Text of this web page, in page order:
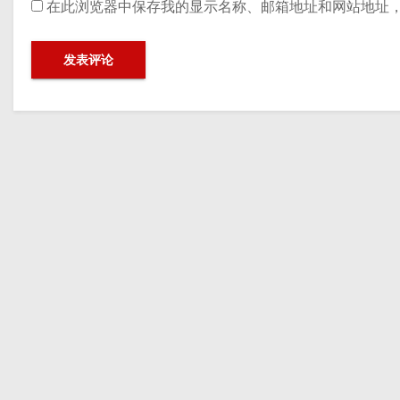
在此浏览器中保存我的显示名称、邮箱地址和网站地址